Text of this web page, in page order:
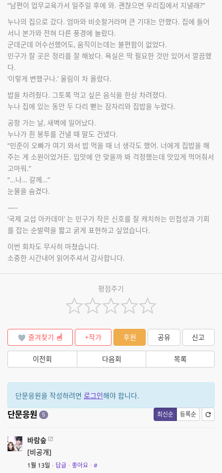
“남편이 업무교육가서 일주일 후에 와. 괜찮으면 우리집에서 지낼래?”
누나의 집으로 갔다. 엄마와 비슷할거라며 큰 기대는 안했다. 집에 들어
서니 본가와 전혀 다른 풍경에 놀랐다.
군데군데 어수선했어도, 움직이는데는 불편함이 없었다.
민구가 잘 곳은 정리를 잘 해놨다. 욕실은 딱 필요한 것만 있어서 깔끔했
다.
‘이렇게 변했구나.’ 울림이 차 올랐다.
밥을 차려줬다. 그토록 먹고 싶은 음식을 한상 차려졌다.
누나 집에 있는 동안 두 다리 뻗는 잠자리와 집밥을 누렸다.
공항 가는 날, 새벽에 일어났다.
누나가 흰 봉투를 건낼 때 말도 건넸다.
“민준이 오빠가 여기 와서 밥 먹을 때 너 생각도 했어. 너에게 집밥을 해
주는 게 소원이었거든. 입맛에 안 맞을까 봐 걱정했는데 맛있게 먹어줘서
고마워.”
“…나… 갈께…”
눈물을 숨겼다.
—–
‘국제 교섭 아카데미’ 는 민구가 작은 신호를 잘 캐치하는 민첩성과 기회
를 잡는 순발력을 짧고 굵게 표현하고 싶었습니다.
이번 회차도 무사히 마쳤습니다.
소중한 시간내어 읽어주셔서 감사합니다.
평점주기
즐겨찾기 +작가 후원 공유 신고
이전회 다음회 목록
단문응원을 작성하려면 로그인해야 합니다.
최신순 등록순
단문응원 5
바람숲
[비공개]
1월 13일 · 답글 · 좋아요 · #